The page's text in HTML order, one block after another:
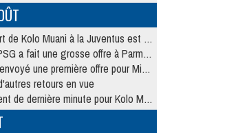
Kolo Muani à la Juventus est officiel
fait une grosse offre à Parme pour Suzuki
une première offre pour Mika Godts
retours en vue
de dernière minute pour Kolo Muani